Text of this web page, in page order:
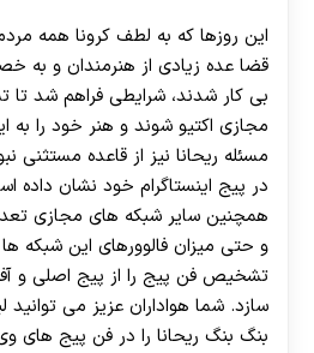
این روزها که به لطف کرونا همه
قضا عده زیادی از هنرمندان و به
بی کار شدند، شرایطی فراهم شد تا
مجازی اکتیو شوند و هنر خود را به
مسئله ریحانا نیز از قاعده مستثنی
در پیج اینستاگرام خود نشان
همچنین سایر شبکه های مجازی
و حتی میزان فالوورهای این شبکه
تشخیص فن پیج را از پیج اصلی و
سازد. شما هواداران عزیز می
بنگ بنگ ریحانا را در فن پیج های